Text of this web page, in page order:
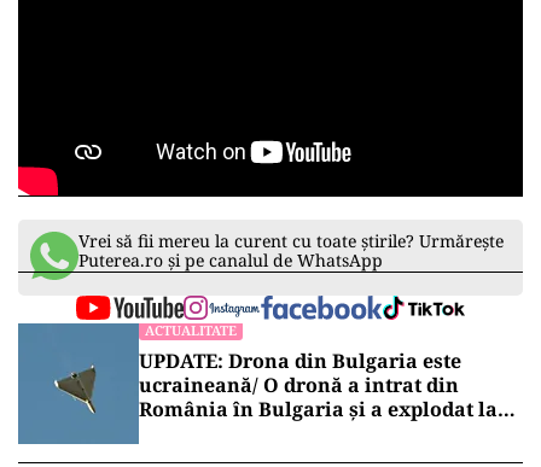
Vrei să fii mereu la curent cu toate știrile? Urmărește
Puterea.ro și pe canalul de WhatsApp
ACTUALITATE
UPDATE: Drona din Bulgaria este
ucraineană/ O dronă a intrat din
România în Bulgaria şi a explodat la